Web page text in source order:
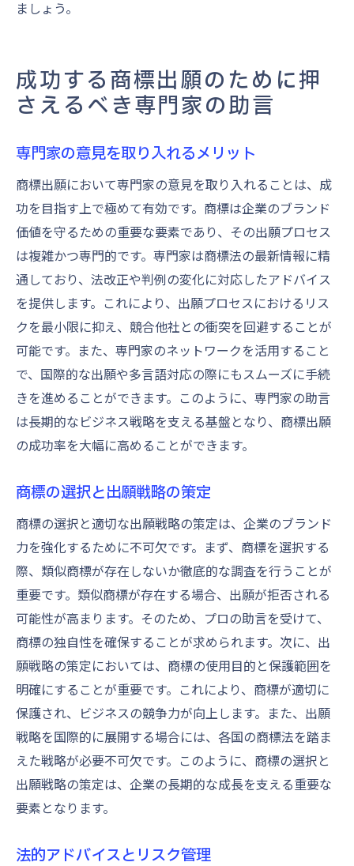
ましょう。
成功する商標出願のために押
さえるべき専門家の助言
専門家の意見を取り入れるメリット
商標出願において専門家の意見を取り入れることは、成
功を目指す上で極めて有効です。商標は企業のブランド
価値を守るための重要な要素であり、その出願プロセス
は複雑かつ専門的です。専門家は商標法の最新情報に精
通しており、法改正や判例の変化に対応したアドバイス
を提供します。これにより、出願プロセスにおけるリス
クを最小限に抑え、競合他社との衝突を回避することが
可能です。また、専門家のネットワークを活用すること
で、国際的な出願や多言語対応の際にもスムーズに手続
きを進めることができます。このように、専門家の助言
は長期的なビジネス戦略を支える基盤となり、商標出願
の成功率を大幅に高めることができます。
商標の選択と出願戦略の策定
商標の選択と適切な出願戦略の策定は、企業のブランド
力を強化するために不可欠です。まず、商標を選択する
際、類似商標が存在しないか徹底的な調査を行うことが
重要です。類似商標が存在する場合、出願が拒否される
可能性が高まります。そのため、プロの助言を受けて、
商標の独自性を確保することが求められます。次に、出
願戦略の策定においては、商標の使用目的と保護範囲を
明確にすることが重要です。これにより、商標が適切に
保護され、ビジネスの競争力が向上します。また、出願
戦略を国際的に展開する場合には、各国の商標法を踏ま
えた戦略が必要不可欠です。このように、商標の選択と
出願戦略の策定は、企業の長期的な成長を支える重要な
要素となります。
法的アドバイスとリスク管理